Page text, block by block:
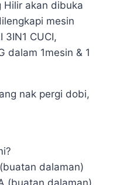
Hilir akan dibuka
mesin
3IN1 CUCI,
dalam 1mesin & 1
nak pergi dobi,
dalaman)
(buatan dalaman)